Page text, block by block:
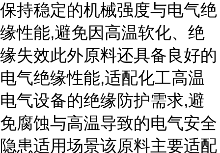
保持稳定的机械强度与电气绝
缘性能,避免因高温软化、绝
缘失效此外原料还具备良好的
电气绝缘性能,适配化工高温
电气设备的绝缘防护需求,避
免腐蚀与高温导致的电气安全
隐患适用场景该原料主要适配